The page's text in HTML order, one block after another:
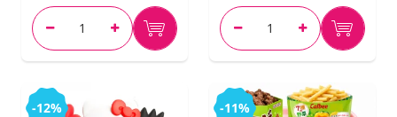
-12% -11%